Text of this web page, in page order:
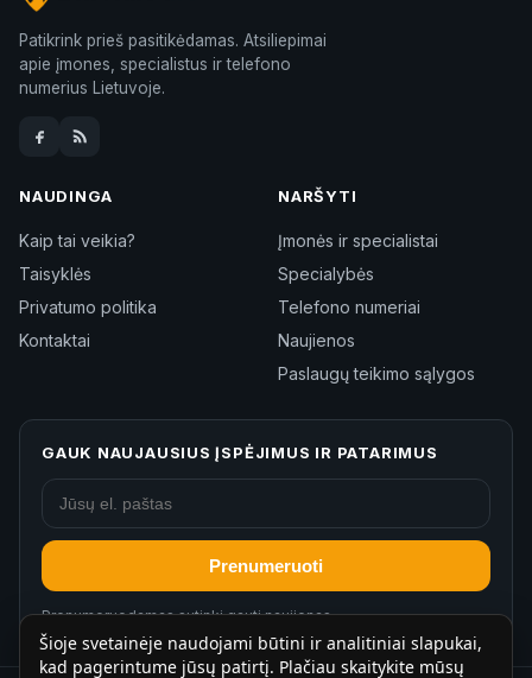
Patikrink prieš pasitikėdamas. Atsiliepimai
apie įmones, specialistus ir telefono
numerius Lietuvoje.
NAUDINGA
Kaip tai veikia?
Taisyklės
Privatumo politika
Kontaktai
NARŠYTI
Įmonės ir specialistai
Specialybės
Telefono numeriai
Naujienos
Paslaugų teikimo sąlygos
GAUK NAUJAUSIUS ĮSPĖJIMUS IR PATARIMUS
Prenumeruoti
Prenumeruodamas sutinki gauti naujienas.
Šioje svetainėje naudojami būtini ir analitiniai slapukai,
kad pagerintume jūsų patirtį. Plačiau skaitykite mūsų